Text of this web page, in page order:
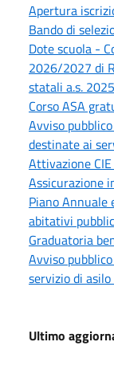
Apertura
Bando di
Dote scuola -
2026/2027 di
statali a.s.
Corso ASA
Avviso
destinate ai
Attivazione
Assicurazione
Piano Annuale
abitativi
Graduatoria
Avviso
servizio di
Ultimo